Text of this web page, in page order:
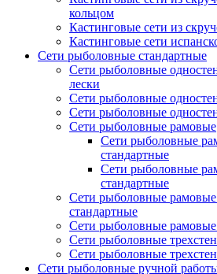
кольцом
Кастинговые сети из
Кастинговые сети
Сети рыболовные стандартные
Сети рыболовные
лески
Сети рыболовные
Сети рыболовные
Сети рыболовные рамовые
Сети рыболовные
стандартные
Сети рыболовные
стандартные
Сети рыболовные рамовые
стандартные
Сети рыболовные рамовые
Сети рыболовные
Сети рыболовные
Сети рыболовные ручной